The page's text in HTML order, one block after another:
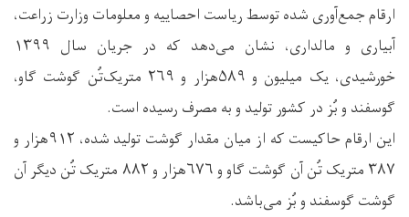
ارقام جمع‌آوری شده توسط ریاست احصاییه و معلومات وزارت زراعت،
آبیاری و مالداری، نشان می‌دهد که در جریان سال ۱۳۹۹
خورشیدی، یک میلیون‌ و ۵۸۹هزار و ۲۶۹ متریک‌تُن گوشت گاو،
گوسفند و بُز در کشور تولید و به مصرف رسیده است.
این ارقام حاکیست که از میان مقدار گوشت تولید شده، ۹۱۲هزار و
۳۸۷ متریک‌ تُن آن گوشت گاو و ۶۷۶هزار و ۸۸۲ متریک تُن دیگر آن
گوشت گوسفند و بُز می‌باشد.